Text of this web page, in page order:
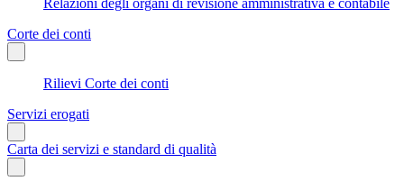
Corte dei conti
Rilievi Corte dei conti
Servizi erogati
Carta dei servizi e standard di qualità